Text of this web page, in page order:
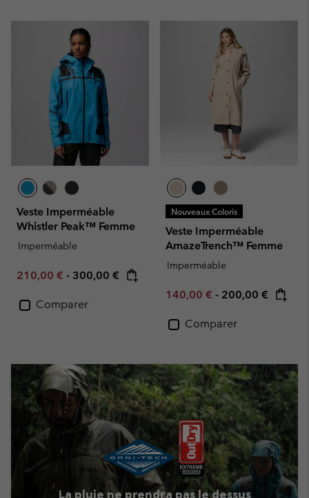
Veste Imperméable
Whistler Peak™ Femme
Imperméable
Minimum sale price:
210,00 € - Maximum price:
300,00 €
Comparer
Nouveaux Coloris
Veste Imperméable
AmazeTrench™ Femme
Imperméable
Minimum sale price:
140,00 € - Maximum price:
200,00 €
Comparer
La pluie ne prendra pas le dessus